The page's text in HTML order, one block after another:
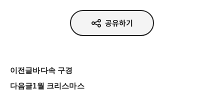
공유하기
이전글바다속 구경
다음글1월 크리스마스